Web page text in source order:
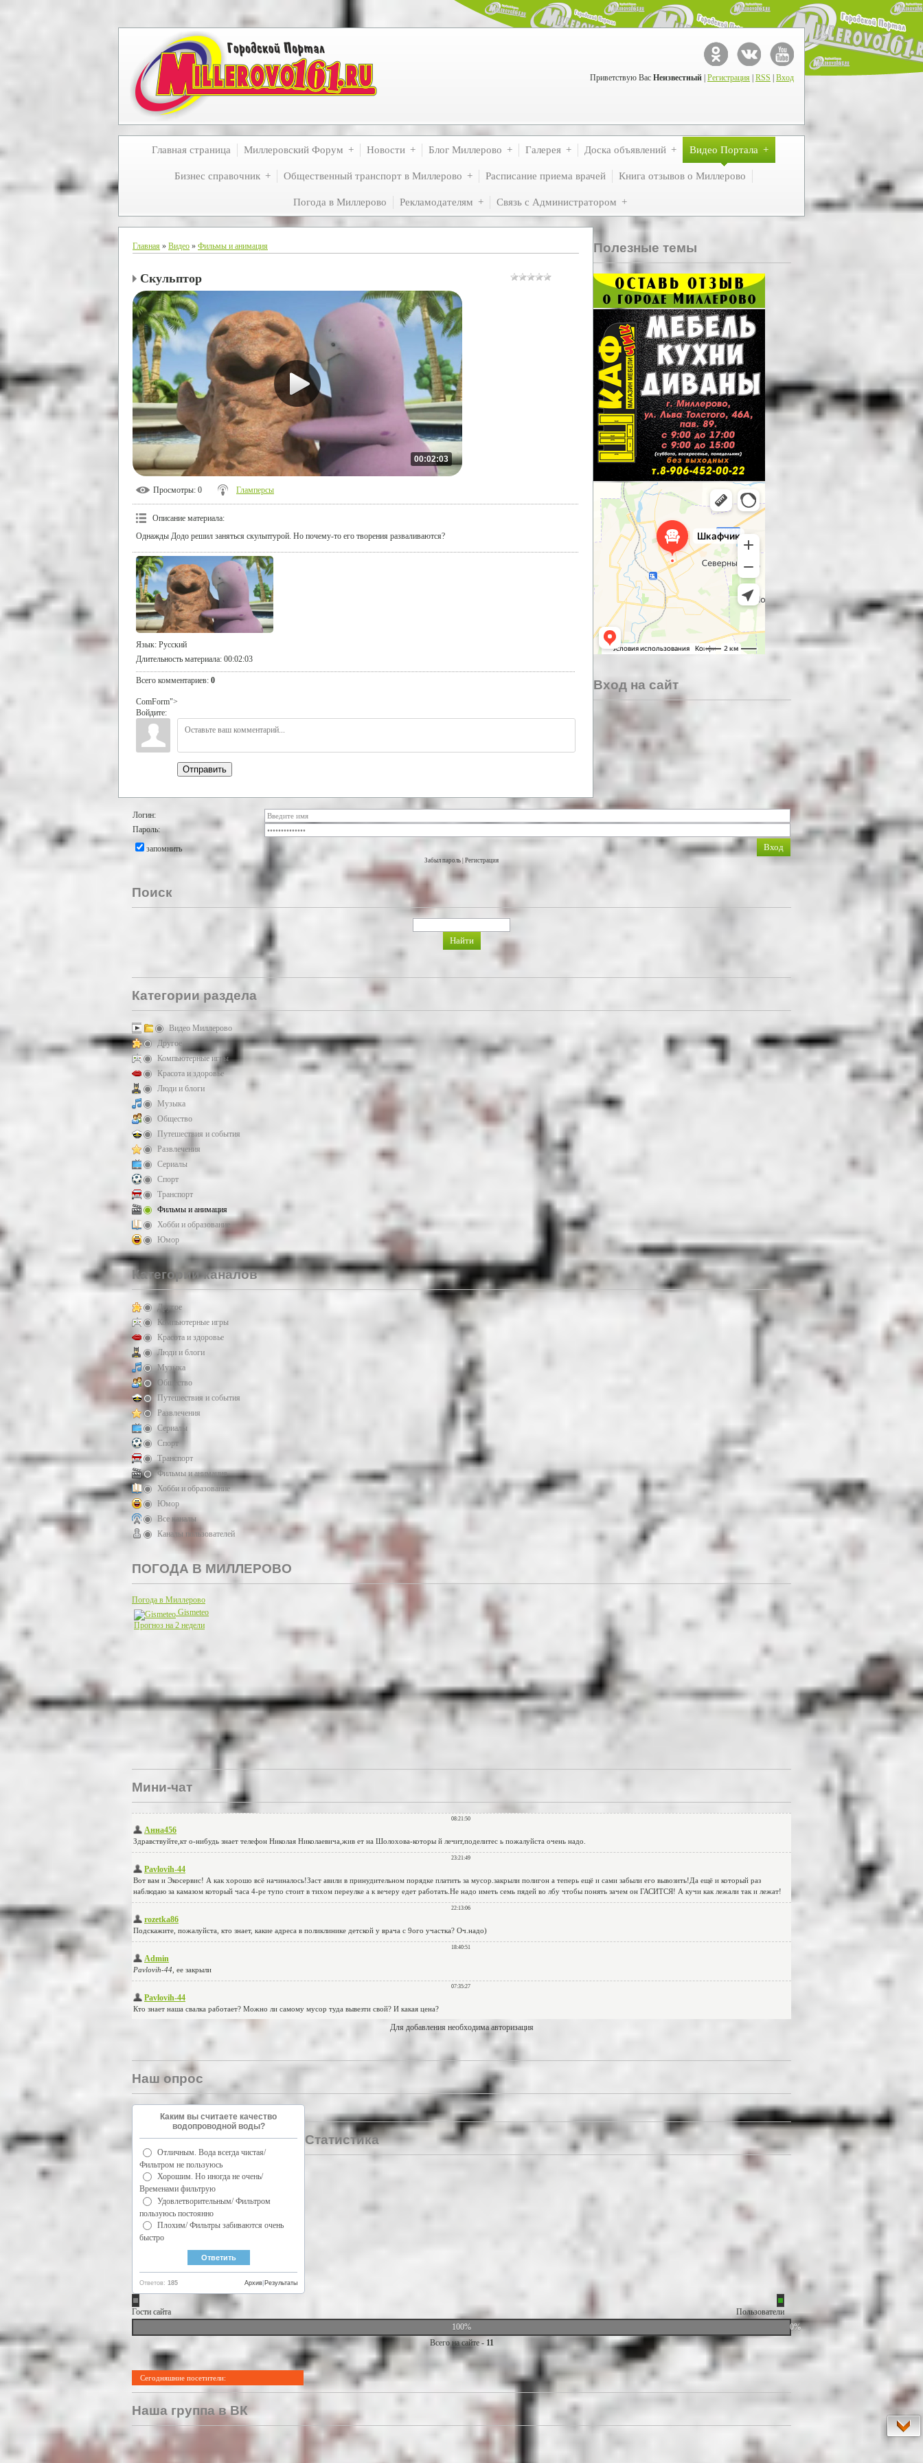
Приветствую Вас Неизвестный Регистрация RSS Вход
Главная страница Миллеровский Форум Новости Блог Миллерово Галерея Доска объявлений Видео Портала
Бизнес справочник Общественный транспорт в Миллерово Расписание приема врачей Книга отзывов о Миллерово
Погода в Миллерово Рекламодателям Связь с Администратором
Главная » Видео » Фильмы и анимация
Скульптор
00:02:03
Просмотры: 0 Гламперсы
Описание материала:
Однажды Додо решил заняться скульптурой. Но почему-то его творения разваливаются?
Язык: Русский
Длительность материала: 00:02:03
Всего комментариев: 0
ComForm">
Войдите:
Отправить
Полезные темы
Вход на сайт
Логин:
Пароль:
запомнить
Забыл пароль Регистрация
Поиск
Категории раздела
Видео Миллерово
Другое
Компьютерные игры
Красота и здоровье
Люди и блоги
Музыка
Общество
Путешествия и события
Развлечения
Сериалы
Спорт
Транспорт
Фильмы и анимация
Хобби и образование
Юмор
Категории каналов
Другое
Компьютерные игры
Красота и здоровье
Люди и блоги
Музыка
Общество
Путешествия и события
Развлечения
Сериалы
Спорт
Транспорт
Фильмы и анимация
Хобби и образование
Юмор
Все каналы
Каналы пользователей
ПОГОДА В МИЛЛЕРОВО
Погода в Миллерово
Gismeteo
Прогноз на 2 недели
Мини-чат
Для добавления необходима авторизация
Наш опрос
Каким вы считаете качество
водопроводной воды?
Отличным. Вода всегда чистая/
Фильтром не пользуюсь
Хорошим. Но иногда не очень/
Временами фильтрую
Удовлетворительным/ Фильтром
пользуюсь постоянно
Плохим/ Фильтры забиваются очень
быстро
Ответов: 185 Результаты
Архив
Статистика
Гости сайта
Пользователи
100%
0%
Всего на сайте - 11
Сегодняшние посетители:
Наша группа в ВК